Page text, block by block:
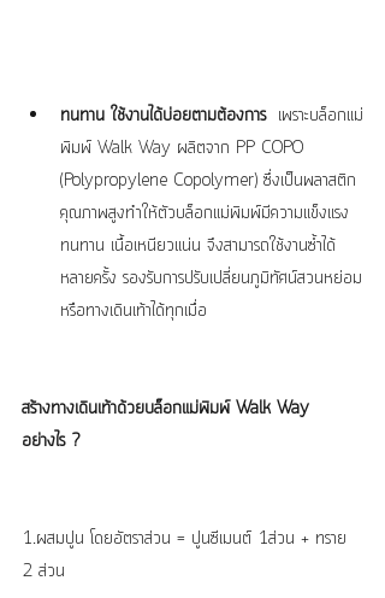
ทนทาน ใช้งานได้บ่อยตามต้องการ เพราะบล็อกแม่
พิมพ์ Walk Way ผลิตจาก PP COPO
(Polypropylene Copolymer) ซึ่งเป็นพลาสติก
คุณภาพสูงทำให้ตัวบล็อกแม่พิมพ์มีความแข็งแรง
ทนทาน เนื้อเหนียวแน่น จึงสามารถใช้งานซ้ำได้
หลายครั้ง รองรับการปรับเปลี่ยนภูมิทัศน์สวนหย่อม
หรือทางเดินเท้าได้ทุกเมื่อ
สร้างทางเดินเท้าด้วยบล็อกแม่พิมพ์ Walk Way
อย่างไร ?
1.ผสมปูน โดยอัตราส่วน = ปูนซีเมนต์ 1ส่วน + ทราย
2 ส่วน